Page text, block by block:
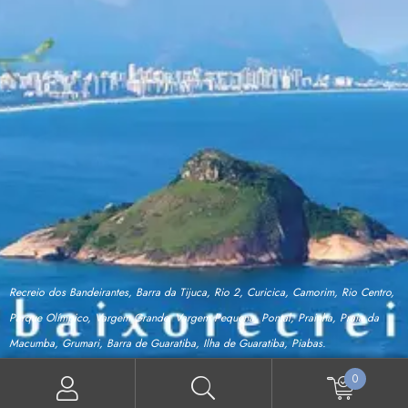
Recreio dos Bandeirantes, Barra da Tijuca, Rio 2, Curicica, Camorim, Rio Centro,
Parque Olímpico, Vargem Grande, Vargem Pequena, Pontal, Prainha, Praia da
Macumba, Grumari, Barra de Guaratiba, Ilha de Guaratiba, Piabas.
0